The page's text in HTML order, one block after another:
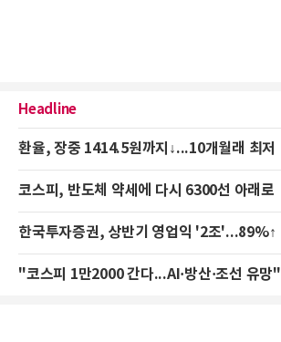
Headline
환율, 장중 1414.5원까지↓...10개월래 최저
코스피, 반도체 약세에 다시 6300선 아래로
한국투자증권, 상반기 영업익 '2조'...89%↑
"코스피 1만2000 간다...AI·방산·조선 유망"